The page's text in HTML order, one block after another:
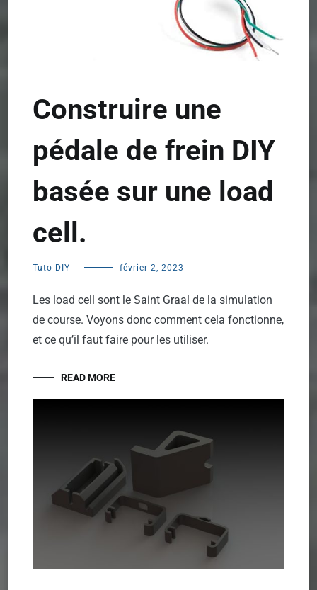
Construire une
pédale de frein DIY
basée sur une load
cell.
Tuto DIY février 2, 2023
Les load cell sont le Saint Graal de la simulation
de course. Voyons donc comment cela fonctionne,
et ce qu’il faut faire pour les utiliser.
READ MORE